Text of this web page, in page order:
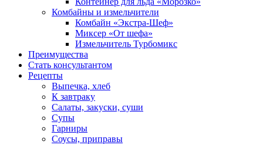
Комбайны и измельчители
Комбайн «Экстра-Шеф»
Миксер «От шефа»
Измельчитель Турбомикс
Преимущества
Стать консультантом
Рецепты
Выпечка, хлеб
К завтраку
Салаты, закуски, суши
Супы
Гарниры
Соусы, приправы